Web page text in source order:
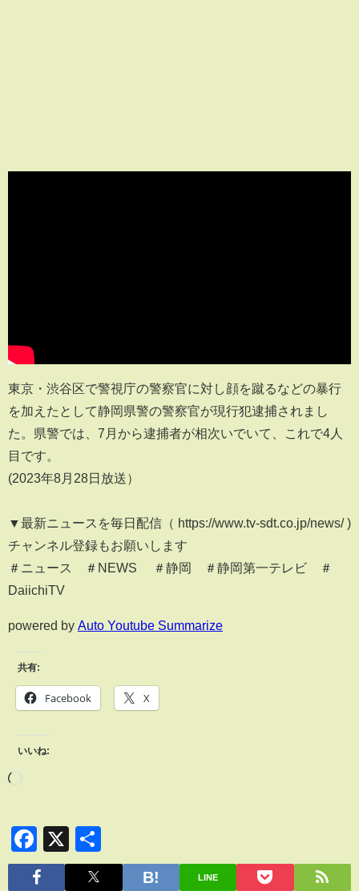
東京・渋谷区で警視庁の警察官に対し顔を蹴るなどの暴行
を加えたとして静岡県警の警察官が現行犯逮捕されまし
た。県警では、7月から逮捕者が相次いでいて、これで4人
目です。
(2023年8月28日放送）
▼最新ニュースを毎日配信（ https://www.tv-sdt.co.jp/news/ )
チャンネル登録もお願いします
＃ニュース ＃NEWS ＃静岡 ＃静岡第一テレビ ＃
DaiichiTV
powered by Auto Youtube Summarize
共有:
Facebook X
いいね:
Facebook
X
有
LINE